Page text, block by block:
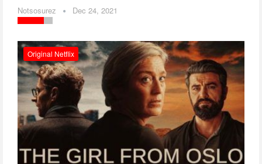
Notsosurez Dec 24, 2021
Original Netflix